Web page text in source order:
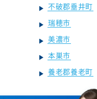
不破郡垂井町
瑞穂市
美濃市
本巣市
養老郡養老町